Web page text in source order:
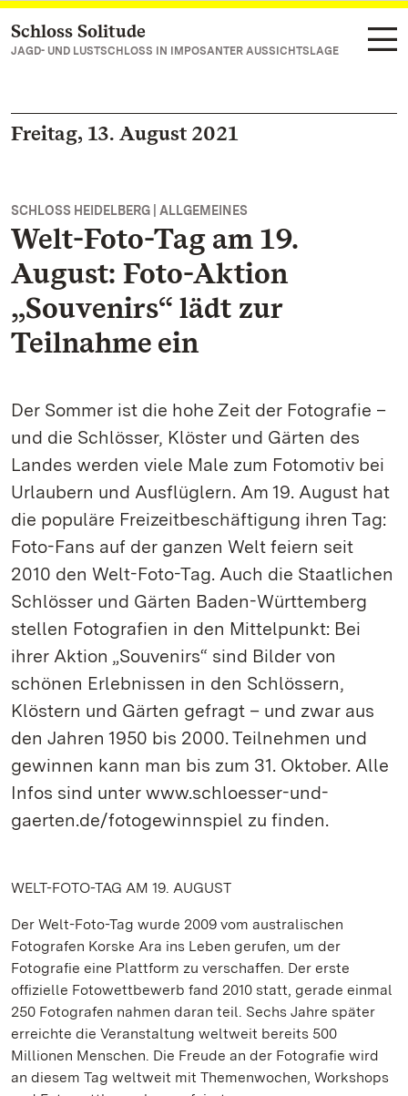
Zum Hauptinhalt springen
Schloss Solitude
JAGD- UND LUSTSCHLOSS IN IMPOSANTER AUSSICHTSLAGE
Freitag, 13. August 2021
SCHLOSS HEIDELBERG | ALLGEMEINES
Welt-Foto-Tag am 19.
August: Foto-Aktion
„Souvenirs“ lädt zur
Teilnahme ein
Der Sommer ist die hohe Zeit der Fotografie –
und die Schlösser, Klöster und Gärten des
Landes werden viele Male zum Fotomotiv bei
Urlaubern und Ausflüglern. Am 19. August hat
die populäre Freizeitbeschäftigung ihren Tag:
Foto-Fans auf der ganzen Welt feiern seit
2010 den Welt-Foto-Tag. Auch die Staatlichen
Schlösser und Gärten Baden-Württemberg
stellen Fotografien in den Mittelpunkt: Bei
ihrer Aktion „Souvenirs“ sind Bilder von
schönen Erlebnissen in den Schlössern,
Klöstern und Gärten gefragt – und zwar aus
den Jahren 1950 bis 2000. Teilnehmen und
gewinnen kann man bis zum 31. Oktober. Alle
Infos sind unter www.schloesser-und-
gaerten.de/fotogewinnspiel zu finden.
WELT-FOTO-TAG AM 19. AUGUST
Der Welt-Foto-Tag wurde 2009 vom australischen
Fotografen Korske Ara ins Leben gerufen, um der
Fotografie eine Plattform zu verschaffen. Der erste
offizielle Fotowettbewerb fand 2010 statt, gerade einmal
250 Fotografen nahmen daran teil. Sechs Jahre später
erreichte die Veranstaltung weltweit bereits 500
Millionen Menschen. Die Freude an der Fotografie wird
an diesem Tag weltweit mit Themenwochen, Workshops